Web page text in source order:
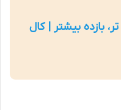
بازده بیشتر | کال